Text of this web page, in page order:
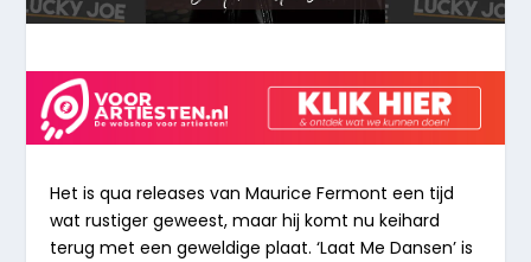
Het is qua releases van Maurice Fermont een tijd
wat rustiger geweest, maar hij komt nu keihard
terug met een geweldige plaat.‘Laat Me Dansen’is